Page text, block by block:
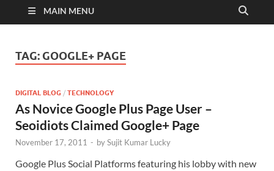
MAIN MENU
TAG: GOOGLE+ PAGE
DIGITAL BLOG / TECHNOLOGY
As Novice Google Plus Page User –
Seoidiots Claimed Google+ Page
November 17, 2011 - bySujit Kumar Lucky
Google Plus Social Platforms featuring his lobby with new